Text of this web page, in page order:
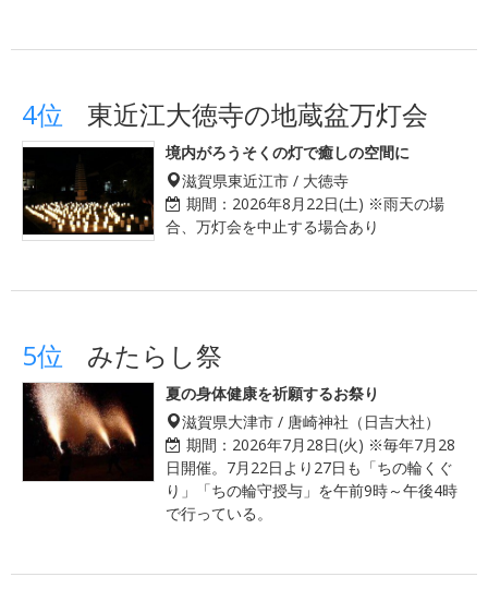
4位 東近江大徳寺の地蔵盆万灯会
境内がろうそくの灯で癒しの空間に
滋賀県東近江市 / 大徳寺
期間： 2026年8月22日(土) ※雨天の場
合、万灯会を中止する場合あり
5位 みたらし祭
夏の身体健康を祈願するお祭り
滋賀県大津市 / 唐崎神社（日吉大社）
期間： 2026年7月28日(火) ※毎年7月28
日開催。7月22日より27日も「ちの輪くぐ
り」「ちの輪守授与」を午前9時～午後4時
で行っている。